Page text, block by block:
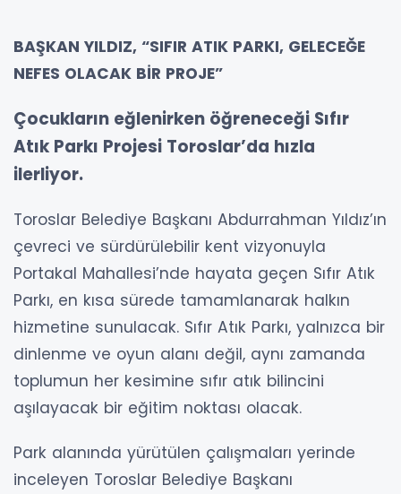
BAŞKAN YILDIZ, “SIFIR ATIK PARKI, GELECEĞE
NEFES OLACAK BİR PROJE”
Çocukların eğlenirken öğreneceği Sıfır
Atık Parkı Projesi Toroslar’da hızla
ilerliyor.
Toroslar Belediye Başkanı Abdurrahman Yıldız’ın
çevreci ve sürdürülebilir kent vizyonuyla
Portakal Mahallesi’nde hayata geçen Sıfır Atık
Parkı, en kısa sürede tamamlanarak halkın
hizmetine sunulacak. Sıfır Atık Parkı, yalnızca bir
dinlenme ve oyun alanı değil, aynı zamanda
toplumun her kesimine sıfır atık bilincini
aşılayacak bir eğitim noktası olacak.
Park alanında yürütülen çalışmaları yerinde
inceleyen Toroslar Belediye Başkanı